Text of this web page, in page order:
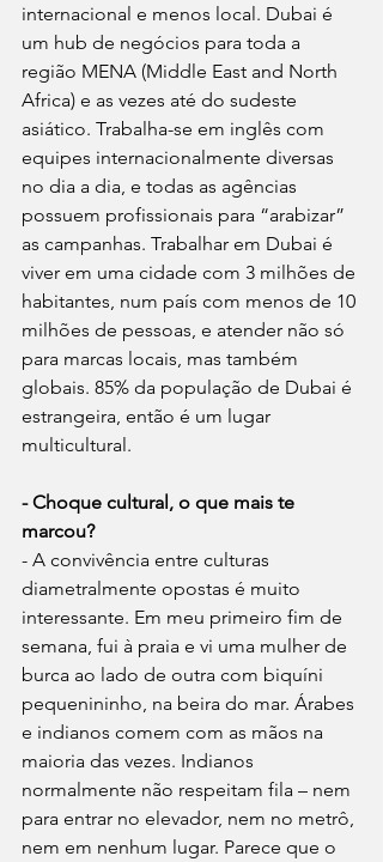
internacional e menos local. Dubai é
um hub de negócios para toda a
região MENA (Middle East and North
Africa) e as vezes até do sudeste
asiático. Trabalha-se em inglês com
equipes internacionalmente diversas
no dia a dia, e todas as agências
possuem profissionais para “arabizar”
as campanhas. Trabalhar em Dubai é
viver em uma cidade com 3 milhões de
habitantes, num país com menos de 10
milhões de pessoas, e atender não só
para marcas locais, mas também
globais. 85% da população de Dubai é
estrangeira, então é um lugar
multicultural.
- Choque cultural, o que mais te
marcou?
- A convivência entre culturas
diametralmente opostas é muito
interessante. Em meu primeiro fim de
semana, fui à praia e vi uma mulher de
burca ao lado de outra com biquíni
pequenininho, na beira do mar. Árabes
e indianos comem com as mãos na
maioria das vezes. Indianos
normalmente não respeitam fila – nem
para entrar no elevador, nem no metrô,
nem em nenhum lugar. Parece que o